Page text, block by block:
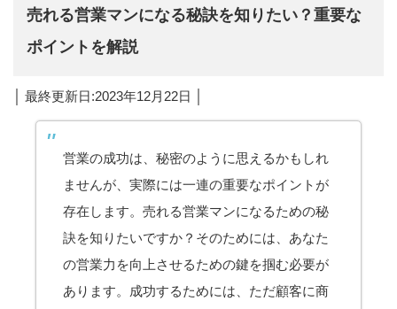
売れる営業マンになる秘訣を知りたい？重要な
ポイントを解説
│ 最終更新日:2023年12月22日 │
営業の成功は、秘密のように思えるかもしれ
ませんが、実際には一連の重要なポイントが
存在します。売れる営業マンになるための秘
訣を知りたいですか？そのためには、あなた
の営業力を向上させるための鍵を掴む必要が
あります。成功するためには、ただ顧客に商